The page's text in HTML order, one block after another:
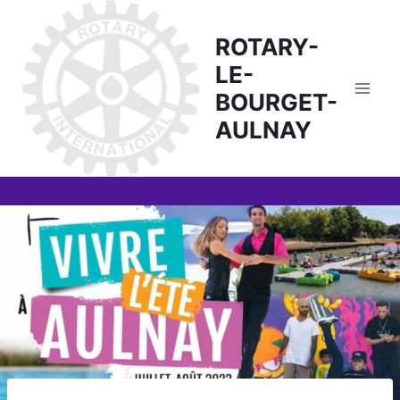
content
ROTARY-
LE-
BOURGET-
AULNAY